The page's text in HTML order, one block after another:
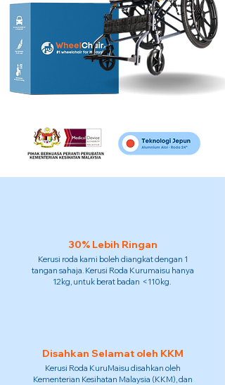
30% Lebih Ringan
Kerusi roda kami boleh diangkat dengan 1
tangan sahaja. Kerusi Roda Kurumaisu hanya
12kg, untuk berat badan <110kg.
Disahkan Selamat oleh KKM
Kerusi Roda KuruMaisu disahkan oleh
Kementerian Kesihatan Malaysia (KKM), dan